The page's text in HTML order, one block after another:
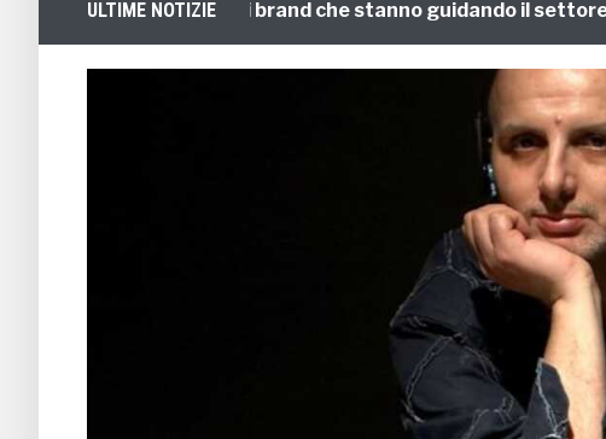
ULTIME NOTIZIE
Gruppo: i 5 migliori brand che stanno guidando il settore